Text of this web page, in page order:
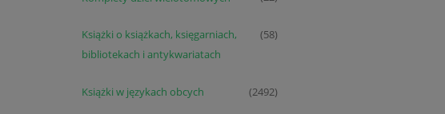
Książki o książkach, księgarniach,
bibliotekach i antykwariatach
(58)
Książki w językach obcych (2492)